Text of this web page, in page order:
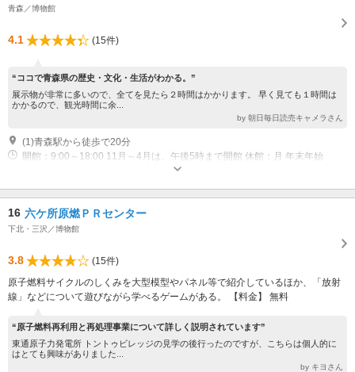
青森／博物館
4.1 (15件)
“ココで青森県の歴史・文化・生活がわかる。”
展示物が非常に多いので、全てを見たら２時間はかかります。 早く見ても１時間は
かかるので、観光時間に余...
by 朝日毎日読売キャメラさん
(1)青森駅から徒歩で20分
開館：9:00～18:00 11月～4月は、午後5時まで開館 休館：月 年末年始
12/29～1/3 館内整理・臨時休館は要問合せ
16 六ケ所原燃ＰＲセンター
下北・三沢／博物館
3.8
(15件)
原子燃料サイクルのしくみを大型模型やパネル等で紹介しているほか、「放射
線」などについて遊びながら学べるゲームがある。 【料金】 無料
“原子燃料再利用と再処理事業について詳しく説明されています”
東通原子力発電所 トントゥビレッジの見学の後行ったのですが、こちらは個人的に
はとても興味がありました...
by キヨさん